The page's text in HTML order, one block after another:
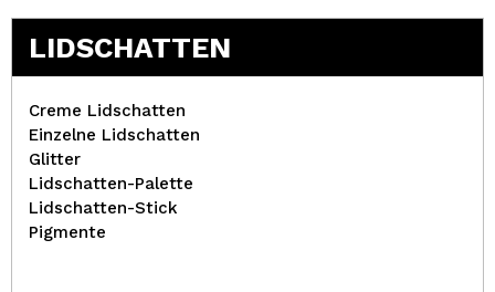
LIDSCHATTEN
Creme Lidschatten
Einzelne Lidschatten
Glitter
Lidschatten-Palette
Lidschatten-Stick
Pigmente